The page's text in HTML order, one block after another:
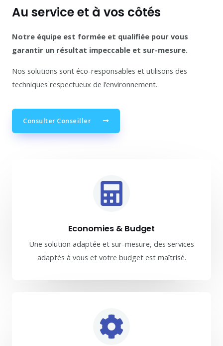
Au service et à vos côtés
Notre équipe est formée et qualifiée pour vous
garantir un résultat impeccable et sur-mesure.
Nos solutions sont éco-responsables et utilisons des
techniques respectueux de l’environnement.
Consulter Conseiller
Economies & Budget
Une solution adaptée et sur-mesure, des services
adaptés à vous et votre budget est maîtrisé.